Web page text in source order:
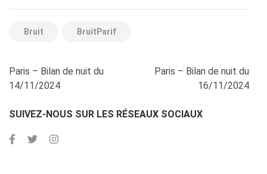
Bruit BruitParif
Navigation
de
Paris – Bilan de nuit du
14/11/2024
Paris – Bilan de nuit du
16/11/2024
SUIVEZ-NOUS SUR LES RÉSEAUX SOCIAUX